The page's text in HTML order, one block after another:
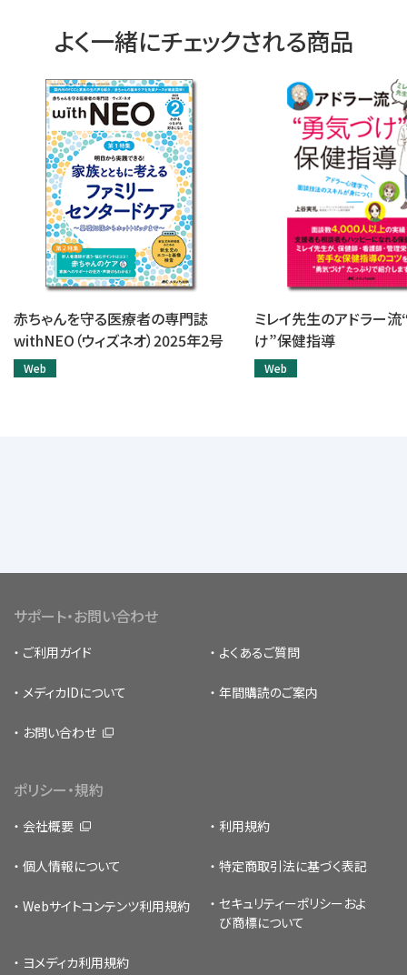
よく一緒にチェックされる商品
赤ちゃんを守る医療者の専門誌
withNEO（ウィズネオ）2025年2号
Web
ミレイ先生のアドラー
け”保健指導
Web
サポート・お問い合わせ
ご利用ガイド よくあるご質問
メディカIDについて 年間購読のご案内
お問い合わせ
ポリシー・規約
会社概要 利用規約
個人情報について 特定商取引法に基づく表記
Webサイトコンテンツ利用規約 セキュリティーポリシー およ
び商標について
ヨメディカ利用規約